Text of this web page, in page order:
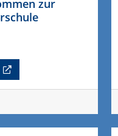
zur